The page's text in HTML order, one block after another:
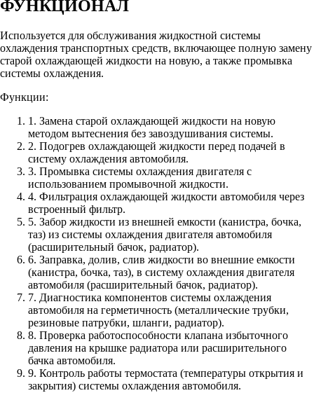
ФУНКЦИОНАЛ
Используется для обслуживания жидкостной системы
охлаждения транспортных средств, включающее полную замену
старой охлаждающей жидкости на новую, а также промывка
системы охлаждения.
Функции:
1. Замена старой охлаждающей жидкости на новую
методом вытеснения без завоздушивания системы.
2. Подогрев охлаждающей жидкости перед подачей в
систему охлаждения автомобиля.
3. Промывка системы охлаждения двигателя с
использованием промывочной жидкости.
4. Фильтрация охлаждающей жидкости автомобиля через
встроенный фильтр.
5. Забор жидкости из внешней емкости (канистра, бочка,
таз) из системы охлаждения двигателя автомобиля
(расширительный бачок, радиатор).
6. Заправка, долив, слив жидкости во внешние емкости
(канистра, бочка, таз), в систему охлаждения двигателя
автомобиля (расширительный бачок, радиатор).
7. Диагностика компонентов системы охлаждения
автомобиля на герметичность (металлические трубки,
резиновые патрубки, шланги, радиатор).
8. Проверка работоспособности клапана избыточного
давления на крышке радиатора или расширительного
бачка автомобиля.
9. Контроль работы термостата (температуры открытия и
закрытия) системы охлаждения автомобиля.